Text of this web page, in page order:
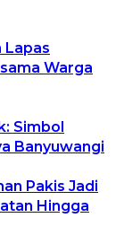
Lapas
Warga
Simbol
Banyuwangi
Pakis Jadi
Hingga